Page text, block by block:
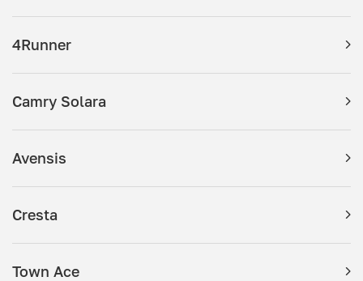
4Runner
Camry Solara
Avensis
Cresta
Town Ace